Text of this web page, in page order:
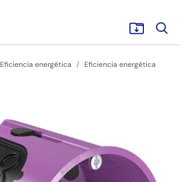
Eficiencia energética
Eficiencia energética